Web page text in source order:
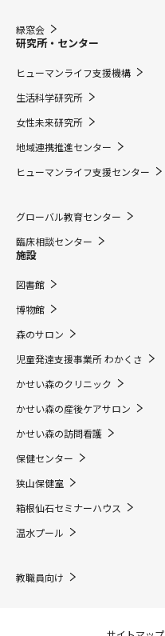
緑窓会
研究所・センター
ヒューマンライフ支援機構
生活科学研究所
女性未来研究所
地域連携推進センター
ヒューマンライフ支援センター
グローバル教育センター
臨床相談センター
施設
図書館
博物館
森のサロン
児童発達支援事業所 わかくさ
かせい森のクリニック
かせい森の産後ケアサロン
かせい森の訪問看護
保健センター
狭山保健室
箱根仙石セミナーハウス
温水プール
教職員向け